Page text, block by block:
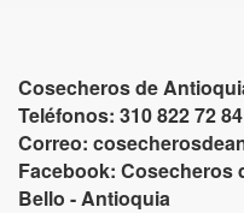
Cosecheros de
Teléfonos: 310 822 72
Correo:
Facebook: Cosecheros
Bello - Antioquia